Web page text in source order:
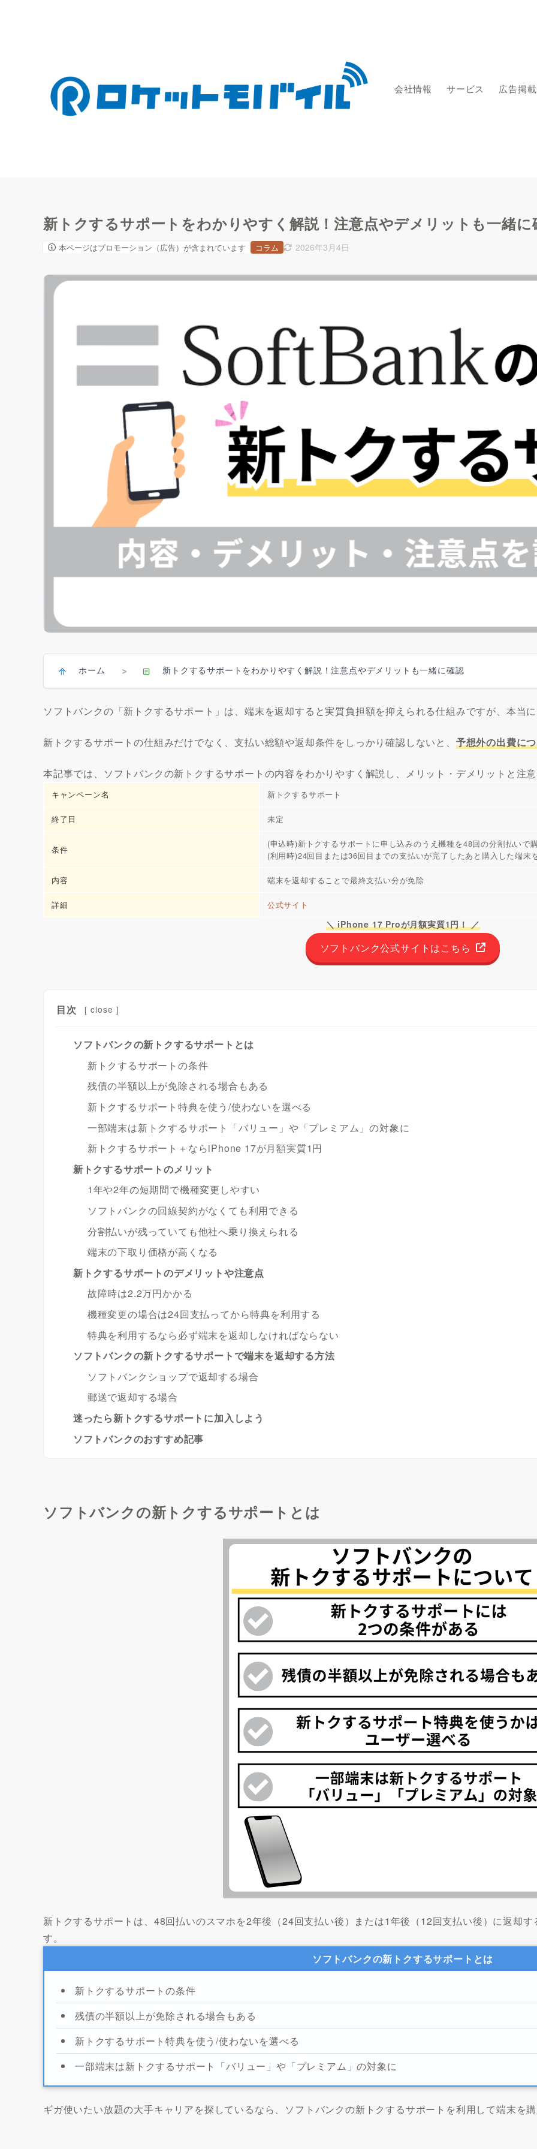
会社情報 サービス 広告掲載
新トクするサポートをわかりやすく解説！注意点やデメリットも一緒に
本ページはプロモーション（広告）が含まれています コラム 2026年3月4日
ホーム > 新トクするサポートをわかりやすく解説！注意点やデメリットも一緒に確認
ソフトバンクの「新トクするサポート」は、端末を返却すると実質負担額を抑えられる仕組みですが、本当
新トクするサポートの仕組みだけでなく、支払い総額や返却条件をしっかり確認しないと、 予想外の出費に
本記事では、ソフトバンクの新トクするサポートの内容をわかりやすく解説し、メリット・デメリットと注意
キャンペーン名 新トクするサポート
終了日 未定
条件
(申込時)新トクするサポートに申し込みのうえ機種を48回の分割払いで
(利用時)24回目または36回目までの支払いが完了したあと購入した端末
内容 端末を返却することで最終支払い分が免除
詳細 公式サイト
＼ iPhone 17 Proが月額実質1円！ ／
ソフトバンク公式サイトはこちら
目次 [ close ]
ソフトバンクの新トクするサポートとは
新トクするサポートの条件
残債の半額以上が免除される場合もある
新トクするサポート特典を使う/使わないを選べる
一部端末は新トクするサポート「バリュー」や「プレミアム」の対象に
新トクするサポート＋ならiPhone 17が月額実質1円
新トクするサポートのメリット
1年や2年の短期間で機種変更しやすい
ソフトバンクの回線契約がなくても利用できる
分割払いが残っていても他社へ乗り換えられる
端末の下取り価格が高くなる
新トクするサポートのデメリットや注意点
故障時は2.2万円かかる
機種変更の場合は24回支払ってから特典を利用する
特典を利用するなら必ず端末を返却しなければならない
ソフトバンクの新トクするサポートで端末を返却する方法
ソフトバンクショップで返却する場合
郵送で返却する場合
迷ったら新トクするサポートに加入しよう
ソフトバンクのおすすめ記事
ソフトバンクの新トクするサポートとは
新トクするサポートは、48回払いのスマホを2年後（24回支払い後）または1年後（12回支払い後）に返却す
す。
ソフトバンクの新トクするサポートとは
新トクするサポートの条件
残債の半額以上が免除される場合もある
新トクするサポート特典を使う/使わないを選べる
一部端末は新トクするサポート「バリュー」や「プレミアム」の対象に
ギガ使いたい放題の大手キャリアを探しているなら、ソフトバンクの新トクするサポートを利用して端末を購